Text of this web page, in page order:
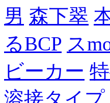
男 森下翠
るBCP ス
ビーカー